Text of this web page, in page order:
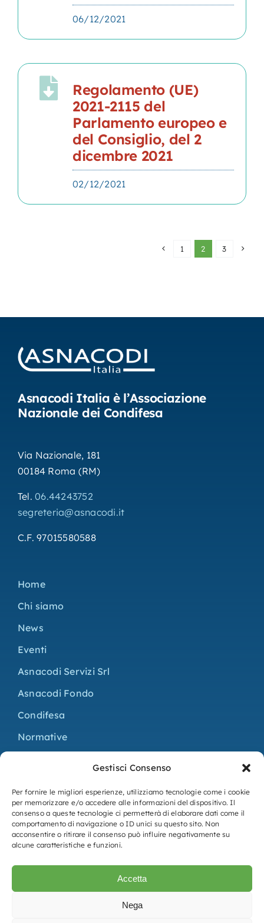
Gestisci Consenso
Per fornire le migliori esperienze, utilizziamo tecnologie come i cookie
per memorizzare e/o accedere alle informazioni del dispositivo. Il
consenso a queste tecnologie ci permetterà di elaborare dati come il
comportamento di navigazione o ID unici su questo sito. Non
acconsentire o ritirare il consenso può influire negativamente su
alcune caratteristiche e funzioni.
Accetta
Nega
06/12/2021
Regolamento (UE)
2021-2115 del
Parlamento europeo e
del Consiglio, del 2
dicembre 2021
02/12/2021
1 2 3
Asnacodi Italia è l’Associazione
Nazionale dei Condifesa
Via Nazionale, 181
00184 Roma (RM)
Tel.06.44243752
segreteria@asnacodi.it
C.F. 97015580588
Home
Chi siamo
News
Eventi
Asnacodi Servizi Srl
Asnacodi Fondo
Condifesa
Normative
Bilancio
Statuto e regolamento
Adempimenti L. 124/2017